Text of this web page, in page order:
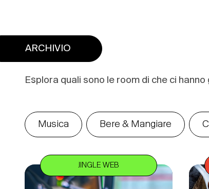
ARCHIVIO
Esplora quali sono le room di che ci
Musica Bere & Mangiare
JINGLE WEB